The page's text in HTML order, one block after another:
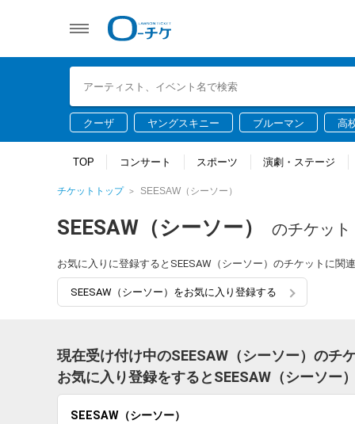
クーザ ヤングスキニー ブルーマン 高
TOP コンサート スポーツ 演劇・ステージ
チケットトップ SEESAW（シーソー）
SEESAW（シーソー） のチケット
お気に入りに登録するとSEESAW（シーソー）のチケットに関
SEESAW（シーソー）をお気に入り登録する
現在受け付け中のSEESAW（シーソー）のチ
お気に入り登録をするとSEESAW（シーソー
SEESAW（シーソー）